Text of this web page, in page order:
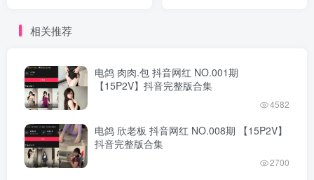
相关推荐
电鸽 肉肉.包 抖音网红 NO.001期
【15P2V】抖音完整版合集
4582
电鸽 欣老板 抖音网红 NO.008期 【15P2V】
抖音完整版合集
2700